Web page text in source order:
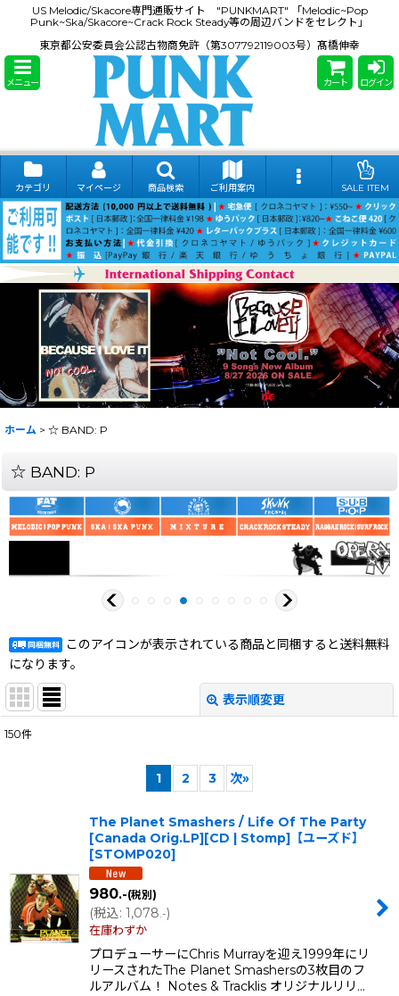
US Melodic/Skacore専門通販サイト "PUNKMART" 「Melodic~Pop
Punk~Ska/Skacore~Crack Rock Steady等の周辺バンドをセレクト」
東京都公安委員会公認古物商免許（第307792119003号）髙橋伸幸
メニュー カート ログイン
カテゴリ マイページ 商品検索 ご利用案内 SALE ITEM
ホーム > ☆ BAND: P
☆ BAND: P
このアイコンが表示されている商品と同梱すると送料無料
になります。
表示順変更
並び順:
150件
1 2 3 次»
The Planet Smashers / Life Of The Party
[Canada Orig.LP][CD | Stomp]【ユーズド】
[STOMP020]
980.-(税別)
(税込: 1,078.-)
在庫わずか
プロデューサーにChris Murrayを迎え1999年にリ
リースされたThe Planet Smashersの3枚目のフ
ルアルバム！ Notes & Tracklis オリジナルリリ…